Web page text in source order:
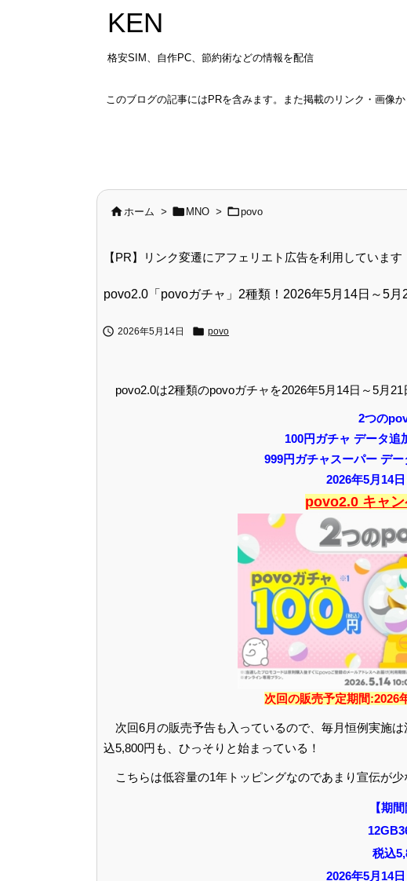
KEN
格安SIM、自作PC、節約術などの情報を配信
このブログの記事にはPRを含みます。また掲載のリンク・画像
 ホーム >  MNO > povo
【PR】リンク変遷にアフェリエト広告を利用しています
povo2.0「povoガチャ」2種類！2026年5月14日～5月
 2026年5月14日  povo
povo2.0は2種類のpovoガチャを2026年5月14日～5月21
2つの
100円ガチャ データ追
999円ガチャスーパー デ
2026年5月14
povo2.0 キャ
次回の販売予定期間:2026
次回6月の販売予告も入っているので、毎月恒例実施
込5,800円も、ひっそりと始まっている！
こちらは低容量の1年トッピングなのであまり宣伝が
【期間
税込
2026年5月14